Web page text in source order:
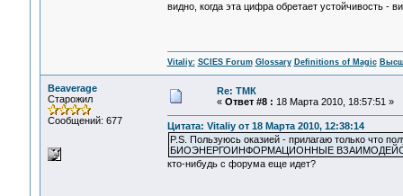
видно, когда эта цифра обретает устойчивость -
Vitaliy: SCIES Forum Glossary Definitions of Magic
Beaverage
Старожил
Сообщений: 677
Re: ТМК
« Ответ #8 : 18 Марта 2010, 18:57:51 »
Цитата: Vitaliy от 18 Марта 2010, 12:38:14
P.S. Пользуюсь оказией - прилагаю только что
БИОЭНЕРГОИНФОРМАЦИОННЫЕ
кто-нибудь с форума еще идет?